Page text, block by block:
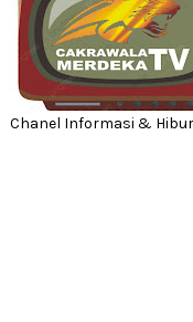
Chanel Informasi &